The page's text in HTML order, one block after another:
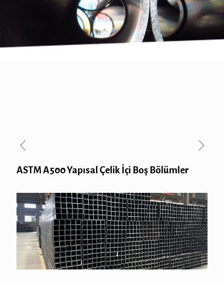
ASTM A500 Yapısal Çelik İçi Boş Bölümler